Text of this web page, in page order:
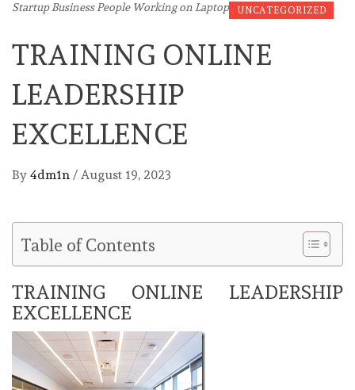
Startup Business People Working on Laptop UNCATEGORIZED
TRAINING ONLINE
LEADERSHIP
EXCELLENCE
By 4dm1n / August 19, 2023
Table of Contents
TRAINING ONLINE LEADERSHIP
EXCELLENCE